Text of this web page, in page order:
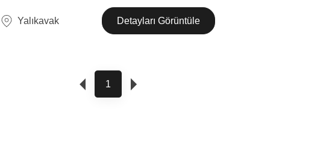
Yalıkavak Detayları Görüntüle
1